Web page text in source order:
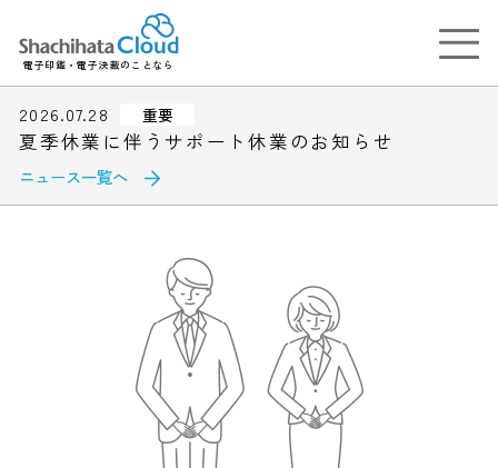
電子印鑑・電子決裁のことなら
2026.07.28 重要
夏季休業に伴うサポート休業のお知らせ
ニュース一覧へ